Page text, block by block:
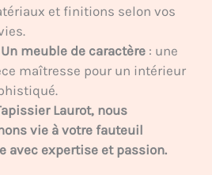
et finitions selon vos
Un meuble de caractère: une
maîtresse pour un intérieur
Laurot, nous
vie à votre fauteuil
avec expertise et passion.